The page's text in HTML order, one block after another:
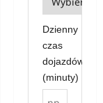
Dzienny
czas
dojazdów
(minuty)